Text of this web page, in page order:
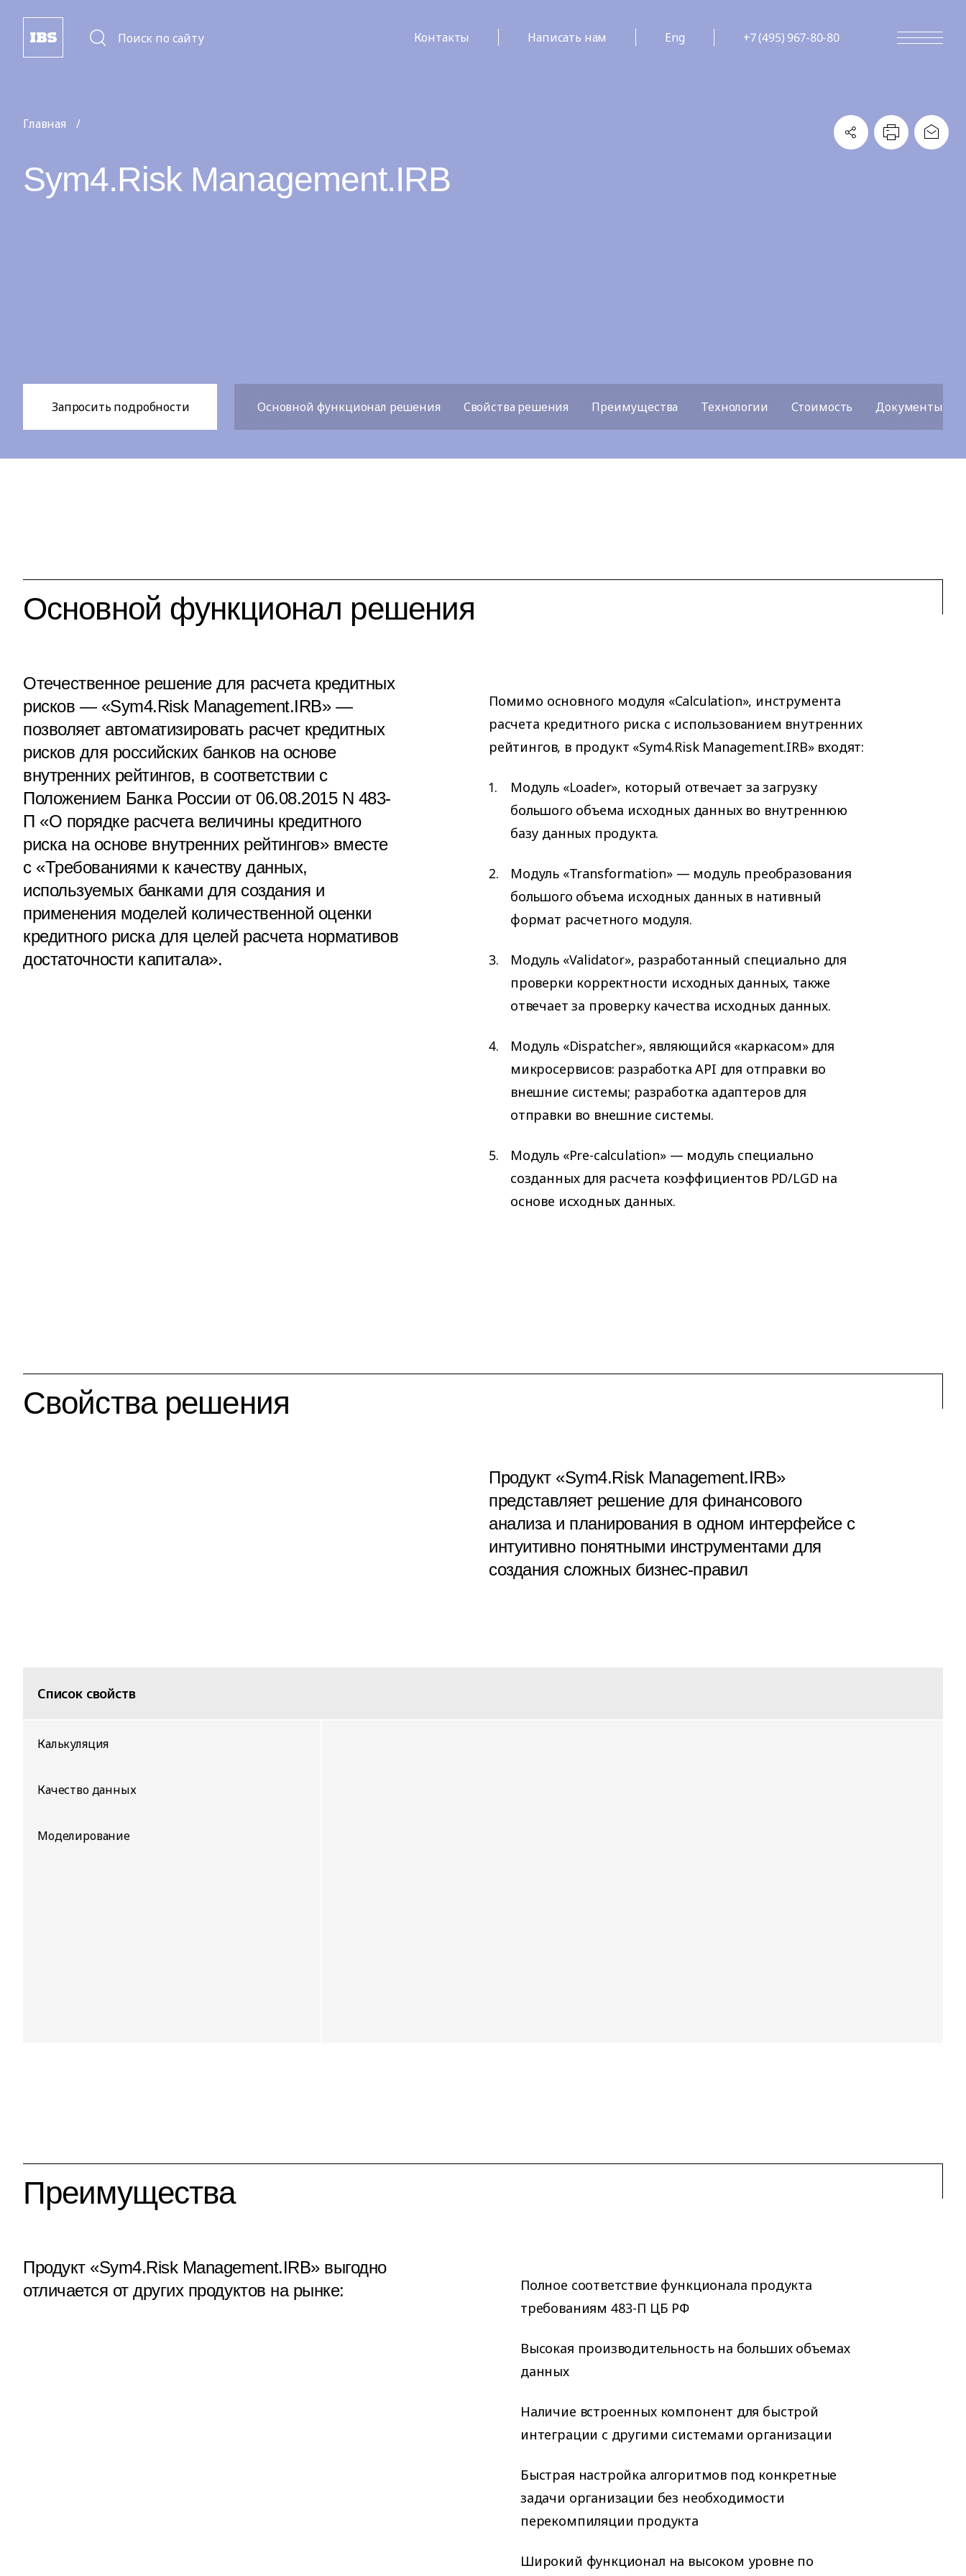
Поиск по сайту Контакты Написать нам Eng +7 (495) 967-80-80
Главная
Sym4.Risk Management.IRB
Запросить подробности Основной функционал решения Свойства решения Преимущества Технологии Стоимость Документы для
Основной функционал решения
Отечественное решение для расчета кредитных
рисков — «Sym4.Risk Management.IRB» —
позволяет автоматизировать расчет кредитных
рисков для российских банков на основе
внутренних рейтингов, в соответствии с
Положением Банка России от 06.08.2015 N 483-
П «О порядке расчета величины кредитного
риска на основе внутренних рейтингов» вместе
с «Требованиями к качеству данных,
используемых банками для создания и
применения моделей количественной оценки
кредитного риска для целей расчета нормативов
достаточности капитала».
Помимо основного модуля «Calculation», инструмента
расчета кредитного риска с использованием внутренних
рейтингов, в продукт «Sym4.Risk Management.IRB» входят:
Модуль «Loader», который отвечает за загрузку
большого объема исходных данных во внутреннюю
базу данных продукта.
Модуль «Transformation» — модуль преобразования
большого объема исходных данных в нативный
формат расчетного модуля.
Модуль «Validator», разработанный специально для
проверки корректности исходных данных, также
отвечает за проверку качества исходных данных.
Модуль «Dispatcher», являющийся «каркасом» для
микросервисов: разработка API для отправки во
внешние системы; разработка адаптеров для
отправки во внешние системы.
Модуль «Pre-calculation» — модуль специально
созданных для расчета коэффициентов PD/LGD на
основе исходных данных.
Свойства решения
Продукт «Sym4.Risk Management.IRB»
представляет решение для финансового
анализа и планирования в одном интерфейсе с
интуитивно понятными инструментами для
создания сложных бизнес-правил
Список свойств
Калькуляция
Качество данных
Моделирование
Преимущества
Продукт «Sym4.Risk Management.IRB» выгодно
отличается от других продуктов на рынке:
Полное соответствие функционала продукта
требованиям 483-П ЦБ РФ
Высокая производительность на больших объемах
данных
Наличие встроенных компонент для быстрой
интеграции с другими системами организации
Быстрая настройка алгоритмов под конкретные
задачи организации без необходимости
перекомпиляции продукта
Широкий функционал на высоком уровне по